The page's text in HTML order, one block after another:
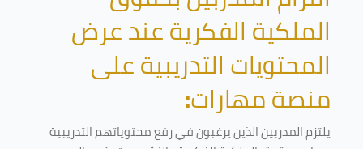
الملكية الفكرية عند عرض
المحتويات التدريبية على
منصة مهارات:
يلتزم المدربين الذين يرغبون في رفع محتوياتهم التدريبية